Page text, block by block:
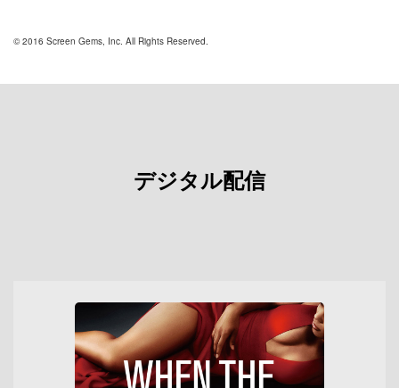
© 2016 Screen Gems, Inc. All Rights Reserved.
デジタル配信